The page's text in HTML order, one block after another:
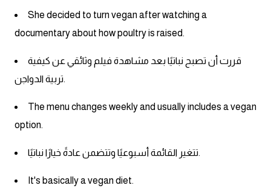
She decided to turn vegan after watching a
documentary about how poultry is raised.
قررت أن تصبح نباتيًا بعد مشاهدة فيلم وثائقي عن كيفية
تربية الدواجن.
The menu changes weekly and usually includes a vegan
option.
تتغير القائمة أسبوعيًا وتتضمن عادةً خيارًا نباتيًا.
It's basically a vegan diet.